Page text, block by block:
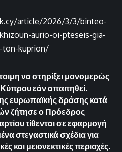
article/2026/3/3/binteo-
aurio-oi-pteseis-gia-
ton-kuprion/
να στηρίξει μονομερώς
εάν απαιτηθεί.
ευρωπαϊκής δράσης κατά
ζήτησε ο Πρόεδρος
τίθενται σε εφαρμογή
στεγαστικά σχέδια για
και μειονεκτικές περιοχές.